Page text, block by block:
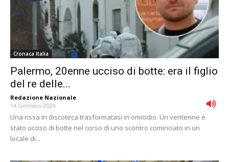
Cronaca Italia
Palermo, 20enne ucciso di botte: era il figlio
del re delle...
Redazione Nazionale -
14 Gennaio 2024
Una rissa in discoteca trasformatasi in omicidio. Un ventenne è
stato ucciso di botte nel corso di uno scontro cominciato in un
locale di...